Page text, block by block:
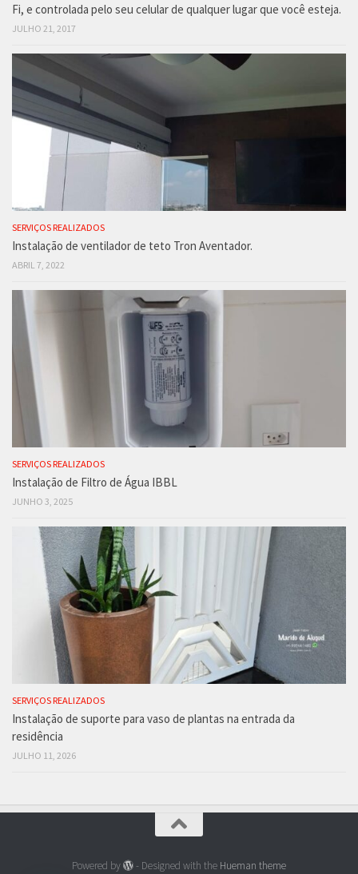
Fi, e controlada pelo seu celular de qualquer lugar que você esteja.
JULHO 21, 2017
SERVIÇOS REALIZADOS
Instalação de ventilador de teto Tron Aventador.
ABRIL 7, 2022
SERVIÇOS REALIZADOS
Instalação de Filtro de Água IBBL
JUNHO 3, 2025
SERVIÇOS REALIZADOS
Instalação de suporte para vaso de plantas na entrada da
residência
JULHO 11, 2026
Powered by - Designed with the Hueman theme